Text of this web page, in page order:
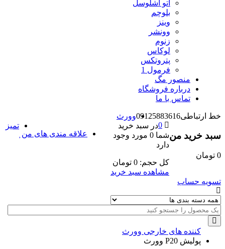
اتو اشلوسل
بلوچم
وینز
وونشر
زنوم
لوکاس
پتروتکس
فرمول 1
منصور مگ
درباره فروشگاه
تماس با ما
خط ارتباطی09125883616
سبد خرید من
0 تومان
0در سبد خرید
شما 0 مورد
وجود
دارد
کل حجم: 0 تومان
مشاهده سبد خرید
تسویه حساب
علاقه مندی های من
وورث
تمیز
کننده های خارجی وورث
پولیش P20 وورث